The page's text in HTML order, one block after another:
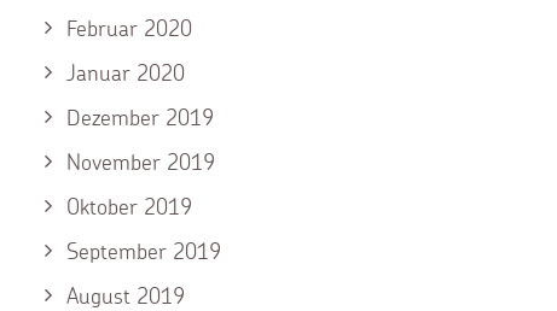
Februar 2020
Januar 2020
Dezember 2019
November 2019
Oktober 2019
September 2019
August 2019